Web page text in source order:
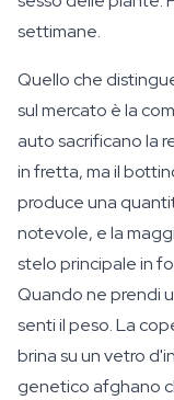
settimane.
Quello che
sul mercato è la
auto sacrificano la
in fretta, ma il
produce una
notevole, e la
stelo principale in
Quando ne prendi
senti il peso. La
brina su un vetro
genetico afghano